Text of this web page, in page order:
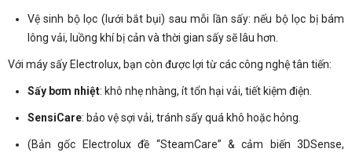
Vệ sinh bộ lọc (lưới bắt bụi) sau mỗi lần sấy: nếu bộ lọc bị bám
lông vải, luồng khí bị cản và thời gian sấy sẽ lâu hơn.
Với máy sấy Electrolux, bạn còn được lợi từ các công nghệ tân tiến:
Sấy bơm nhiệt: khô nhẹ nhàng, ít tổn hại vải, tiết kiệm điện.
SensiCare: bảo vệ sợi vải, tránh sấy quá khô hoặc hỏng.
(Bản gốc Electrolux đề “SteamCare” & cảm biến 3DSense,